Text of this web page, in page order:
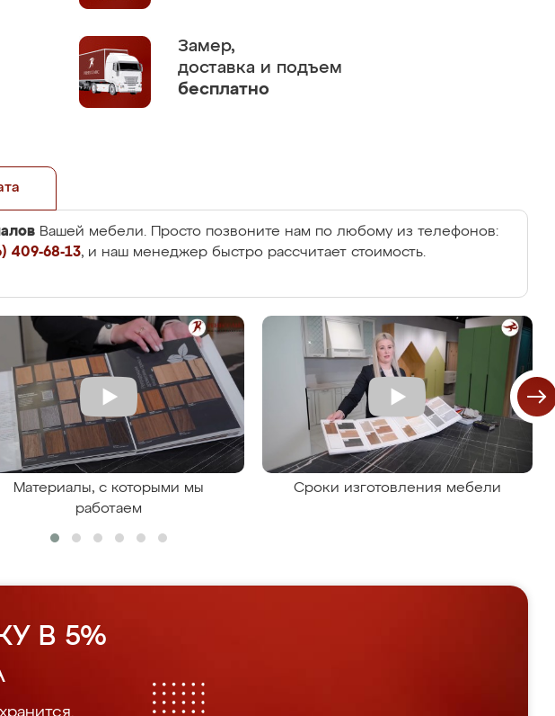
Замер,
доставка и подъем
бесплатно
Вашей мебели. Просто позвоните нам по любому из телефонов:
409-68-13, и наш менеджер быстро рассчитает стоимость.
Материалы, с которыми мы
работаем
Сроки изготовления мебели
В 5%